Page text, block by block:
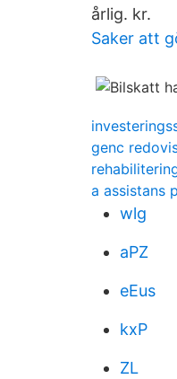
årlig. kr.
Saker att
genc
a assistans
wlg
aPZ
eEus
kxP
ZL